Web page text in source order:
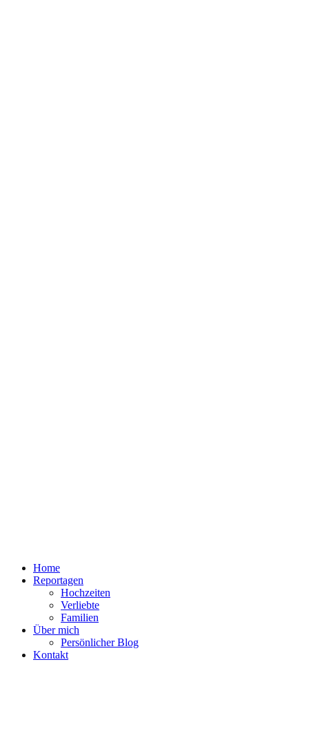
Home
Reportagen
Hochzeiten
Verliebte
Familien
Über mich
Persönlicher Blog
Kontakt